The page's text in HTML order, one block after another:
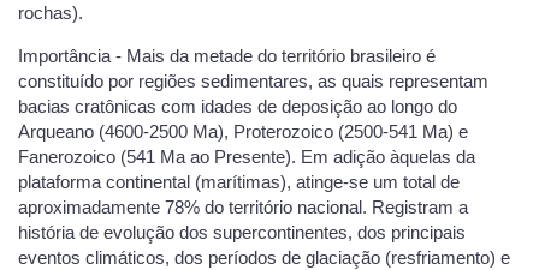
rochas).
Importância - Mais da metade do território brasileiro é
constituído por regiões sedimentares, as quais representam
bacias cratônicas com idades de deposição ao longo do
Arqueano (4600-2500 Ma), Proterozoico (2500-541 Ma) e
Fanerozoico (541 Ma ao Presente). Em adição àquelas da
plataforma continental (marítimas), atinge-se um total de
aproximadamente 78% do território nacional. Registram a
história de evolução dos supercontinentes, dos principais
eventos climáticos, dos períodos de glaciação (resfriamento) e